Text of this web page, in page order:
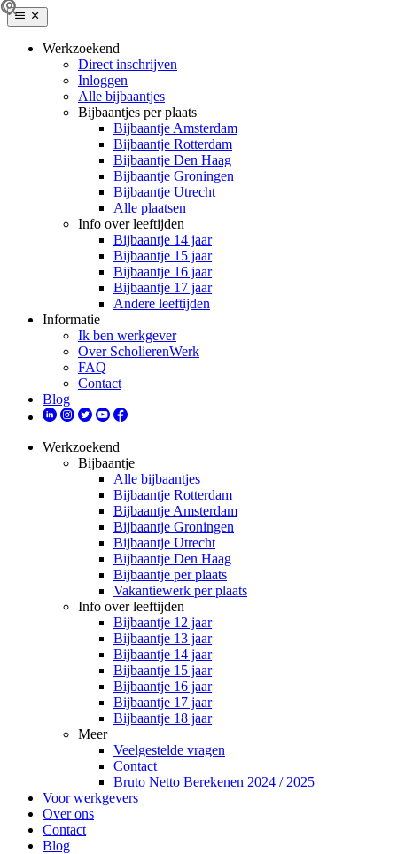
Werkzoekend
Direct inschrijven
Inloggen
Alle bijbaantjes
Bijbaantjes per plaats
Bijbaantje Amsterdam
Bijbaantje Rotterdam
Bijbaantje Den Haag
Bijbaantje Groningen
Bijbaantje Utrecht
Alle plaatsen
Info over leeftijden
Bijbaantje 14 jaar
Bijbaantje 15 jaar
Bijbaantje 16 jaar
Bijbaantje 17 jaar
Andere leeftijden
Informatie
Ik ben werkgever
Over ScholierenWerk
FAQ
Contact
Blog
Werkzoekend
Bijbaantje
Alle bijbaantjes
Bijbaantje Rotterdam
Bijbaantje Amsterdam
Bijbaantje Groningen
Bijbaantje Utrecht
Bijbaantje Den Haag
Bijbaantje per plaats
Vakantiewerk per plaats
Info over leeftijden
Bijbaantje 12 jaar
Bijbaantje 13 jaar
Bijbaantje 14 jaar
Bijbaantje 15 jaar
Bijbaantje 16 jaar
Bijbaantje 17 jaar
Bijbaantje 18 jaar
Meer
Veelgestelde vragen
Contact
Bruto Netto Berekenen 2024 / 2025
Voor werkgevers
Over ons
Contact
Blog